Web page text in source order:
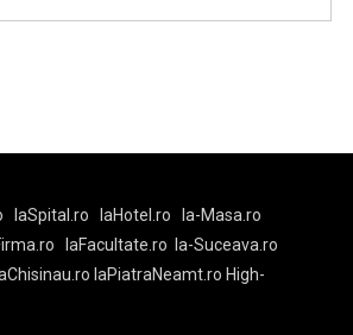
laSpital.ro laHotel.ro
la-Masa.ro
laFacultate.ro
la-Suceava.ro
laPiatraNeamt.ro High-